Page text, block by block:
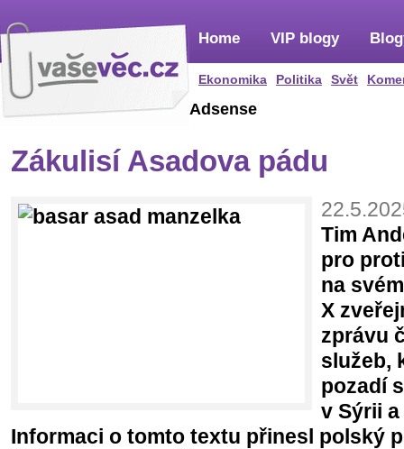
Home
Ekonomika Politika Svět
VIP blogy
Adsense
Zákulisí Asadova pádu
Tim
pro
na
X
zprávu
služeb,
pozadí
v Sýrii
Informaci o tomto textu přinesl polský